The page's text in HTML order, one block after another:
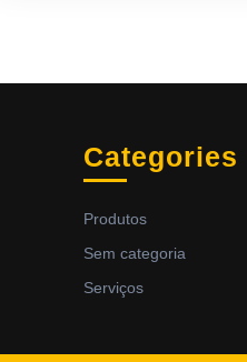
Categories
Produtos
Sem categoria
Serviços